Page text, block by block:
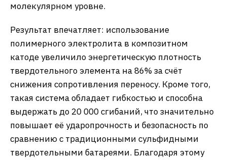
молекулярном уровне.
​Результат впечатляет: использование
полимерного электролита в композитном
катоде увеличило энергетическую плотность
твердотельного элемента на 86% за счёт
снижения сопротивления переносу. Кроме того,
такая система обладает гибкостью и способна
выдержать до 20 000 сгибаний, что значительно
повышает её ударопрочность и безопасность по
сравнению с традиционными сульфидными
твердотельными батареями. ​Благодаря этому